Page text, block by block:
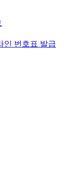
인 번호표 발급